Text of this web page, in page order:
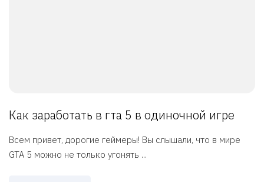
Как заработать в гта 5 в одиночной игре
Всем привет, дорогие геймеры! Вы слышали, что в мире
GTA 5 можно не только угонять ...